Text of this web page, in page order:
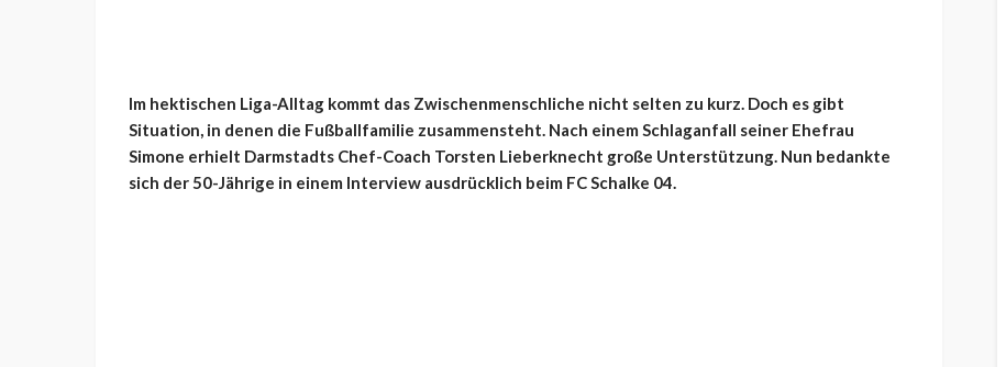
Im hektischen Liga-Alltag kommt das Zwischenmenschliche nicht selten zu kurz. Doch es gibt
Situation, in denen die Fußballfamilie zusammensteht. Nach einem Schlaganfall seiner Ehefrau
Simone erhielt Darmstadts Chef-Coach Torsten Lieberknecht große Unterstützung. Nun bedankte
sich der 50-Jährige in einem Interview ausdrücklich beim FC Schalke 04.